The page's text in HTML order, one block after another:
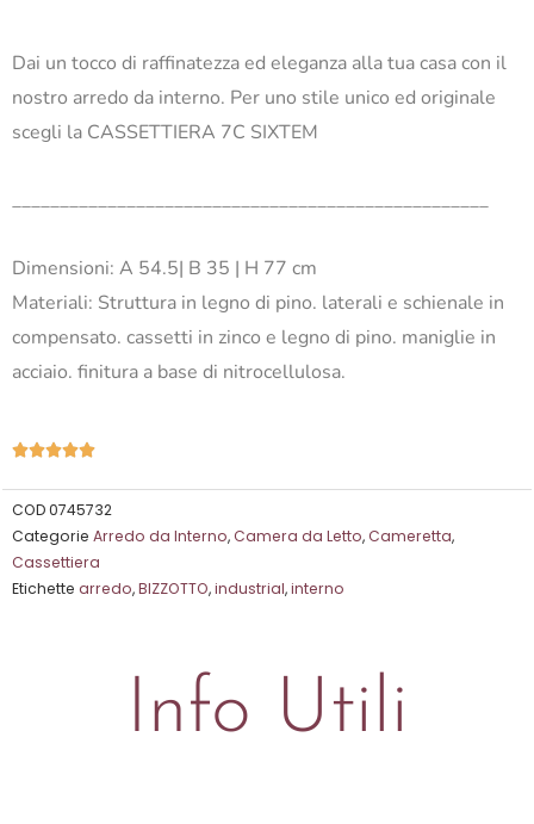
Dai un tocco di raffinatezza ed eleganza alla tua casa con il
nostro arredo da interno. Per uno stile unico ed originale
scegli la CASSETTIERA 7C SIXTEM
__________________________________________________
Dimensioni: A 54.5| B 35 | H 77 cm
Materiali: Struttura in legno di pino. laterali e schienale in
compensato. cassetti in zinco e legno di pino. maniglie in
acciaio. finitura a base di nitrocellulosa.
Valutazione
su
5
COD0745732
Categorie Arredo da Interno,Camera da Letto,Cameretta,
Cassettiera
Etichette arredo,BIZZOTTO,industrial,interno
Info Utili